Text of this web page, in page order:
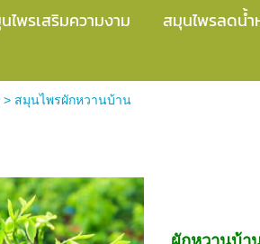
ไพรเสริมความงาม สมุนไพรลดน้
> สมุนไพรผักหวานบ้าน